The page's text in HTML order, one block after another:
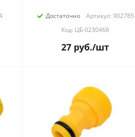
Достаточно
Артикул: 902785
Код: ЦБ-0230468
27руб./шт